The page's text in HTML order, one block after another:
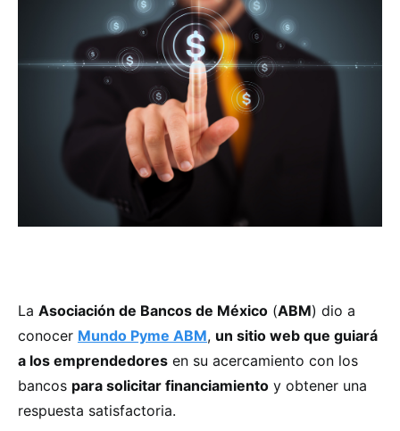
La Asociación de Bancos de México (ABM) dio a
conocer Mundo Pyme ABM, un sitio web que guiará
a los emprendedores en su acercamiento con los
bancos para solicitar financiamiento y obtener una
respuesta satisfactoria.